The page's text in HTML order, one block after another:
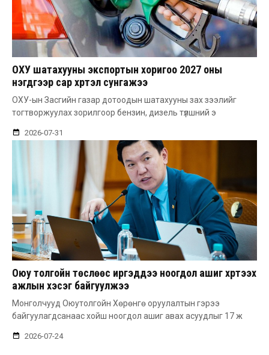
ОХУ шатахууны экспортын хоригоо 2027 оны
нэгдүгээр сар хүртэл сунгажээ
ОХУ-ын Засгийн газар дотоодын шатахууны зах зээлийг
тогтворжуулах зорилгоор бензин, дизель түлшний э
2026-07-31
Оюу толгойн төслөөс иргэддээ ноогдол ашиг хүртээх
ажлын хэсэг байгуулжээ
Монголчууд Оюутолгойн Хөрөнгө оруулалтын гэрээ
байгуулагдсанаас хойш ноогдол ашиг авах асуудлыг 17 ж
2026-07-24